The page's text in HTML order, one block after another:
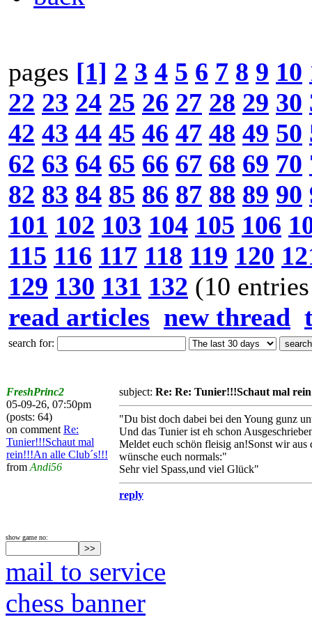
pages [1] 2 3 4 5 6 7 8 9 10
22 23 24 25 26 27 28 29 30
42 43 44 45 46 47 48 49 50
62 63 64 65 66 67 68 69 70
82 83 84 85 86 87 88 89 90
101 102 103 104 105 106
115 116 117 118 119 120
129 130 131 132 (10
read articles new thread
search for:
FreshPrinc2
05-09-26, 07:50pm
(posts: 64)
on comment Re:
Tunier!!!Schaut mal
rein!!!An alle Club´s!!!
from Andi56
subject: Re: Re: Tunier!!!Schaut mal
"Du bist doch dabei bei den Young gunz
Und das Tunier ist eh schon
Meldet euch schön fleisig an!Sonst wir
wünsche euch normals:"
Sehr viel Spass,und viel Glück"
reply
show game no:
mail to service
chess banner